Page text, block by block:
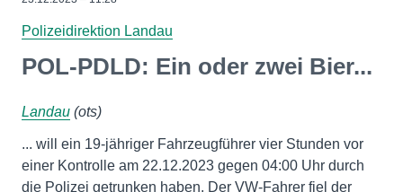
Polizeidirektion Landau
POL-PDLD: Ein oder zwei Bier...
Landau (ots)
... will ein 19-jähriger Fahrzeugführer vier Stunden vor
einer Kontrolle am 22.12.2023 gegen 04:00 Uhr durch
die Polizei getrunken haben. Der VW-Fahrer fiel der